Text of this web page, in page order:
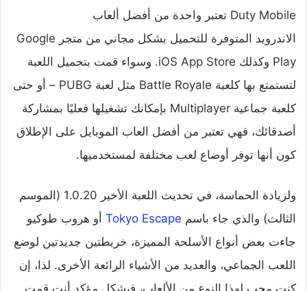
Duty Mobile تعتبر واحدة من أفضل ألعاب
الاندرويد المتوفرة للتحميل بشكل مجاني من متجر Google
Play وكذلك iOS App Store. وسواء قمت بتحميل اللعبة
لتستمتع بها كلعبة Battle Royale مثل لعبة PUBG – أو حتى
كلعبة جماعية Multiplayer بإمكانك تشغيلها فعليًا بمشاركة
أصدقائك، فهي تعتبر من أفضل العاب الموبايل على الإطلاق
كون أنها توفر أوضاع لعب مختلفة لمستخدميها.
ولزيادة الحماسة، في تحديث اللعبة الأخير 1.0.20 (الموسم
الثالث) والذي جاء باسم Tokyo Escape أو هروب طوكيو
جاءت بعض أنواع الأسلحة المميزة، خريطتين جديدتين لوضع
اللعب الجماعي، والعديد من الأشياء الرائعة الأخرى. لذا، إن